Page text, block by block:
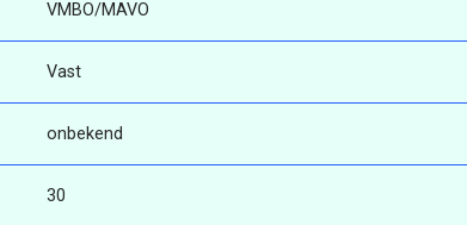
VMBO/MAVO
Vast
onbekend
30